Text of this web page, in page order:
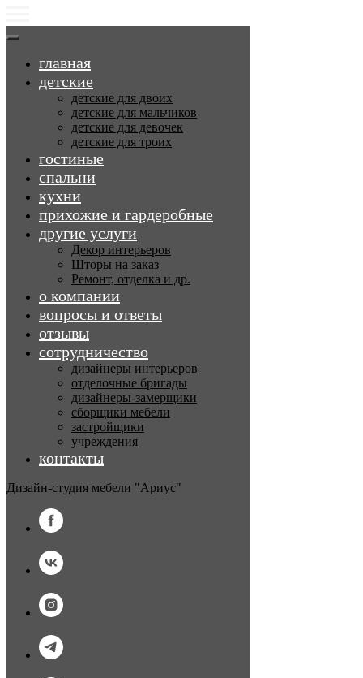
главная
детские
детские для двоих
детские для мальчиков
детские для девочек
детские для троих
гостиные
спальни
кухни
прихожие и гардеробные
другие услуги
Декор интерьеров
Шторы на заказ
Ремонт, отделка и др.
о компании
вопросы и ответы
отзывы
сотрудничество
дизайнеры интерьеров
отделочные бригады
дизайнеры-замерщики
сборщики мебели
застройщики
учреждения
контакты
Дизайн-студия мебели "Ариус"